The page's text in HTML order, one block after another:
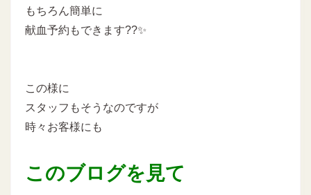
もちろん簡単に
献血予約もできます??✨
この様に
スタッフもそうなのですが
時々お客様にも
このブログを見て